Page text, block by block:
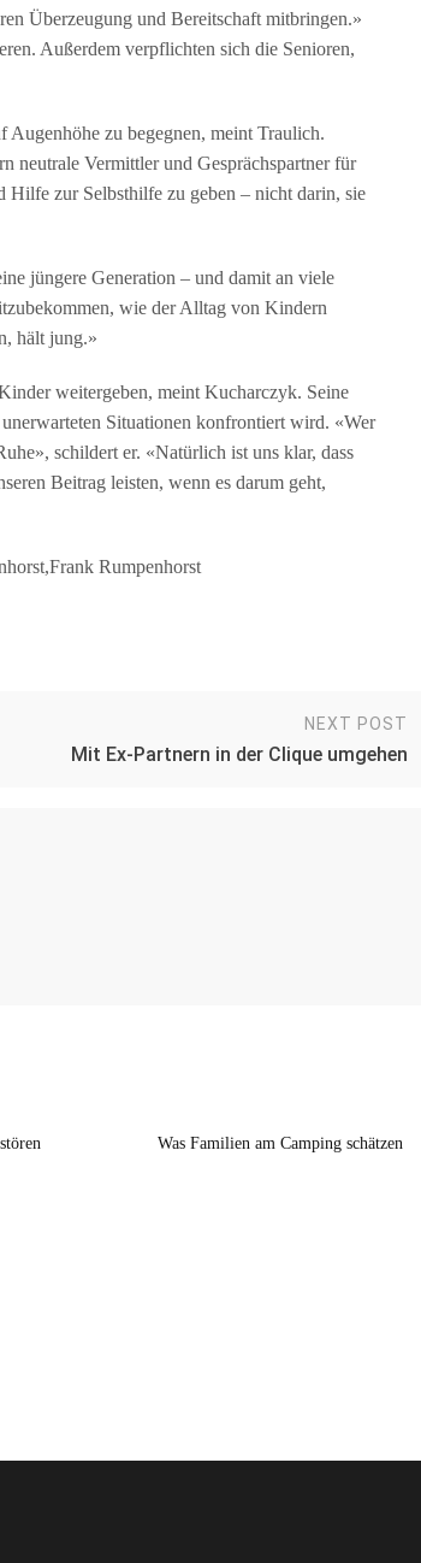
Überzeugung und Bereitschaft mitbringen.»
Außerdem verpflichten sich die Senioren,
zu begegnen, meint Traulich.
neutrale Vermittler und Gesprächspartner für
zur Selbsthilfe zu geben – nicht darin, sie
jüngere Generation – und damit an viele
wie der Alltag von Kindern
hält jung.»
weitergeben, meint Kucharczyk. Seine
Situationen konfrontiert wird. «Wer
schildert er. «Natürlich ist uns klar, dass
Beitrag leisten, wenn es darum geht,
Rumpenhorst
NEXT POST
Mit Ex-Partnern in der Clique umgehen
Was Familien am Camping schätzen